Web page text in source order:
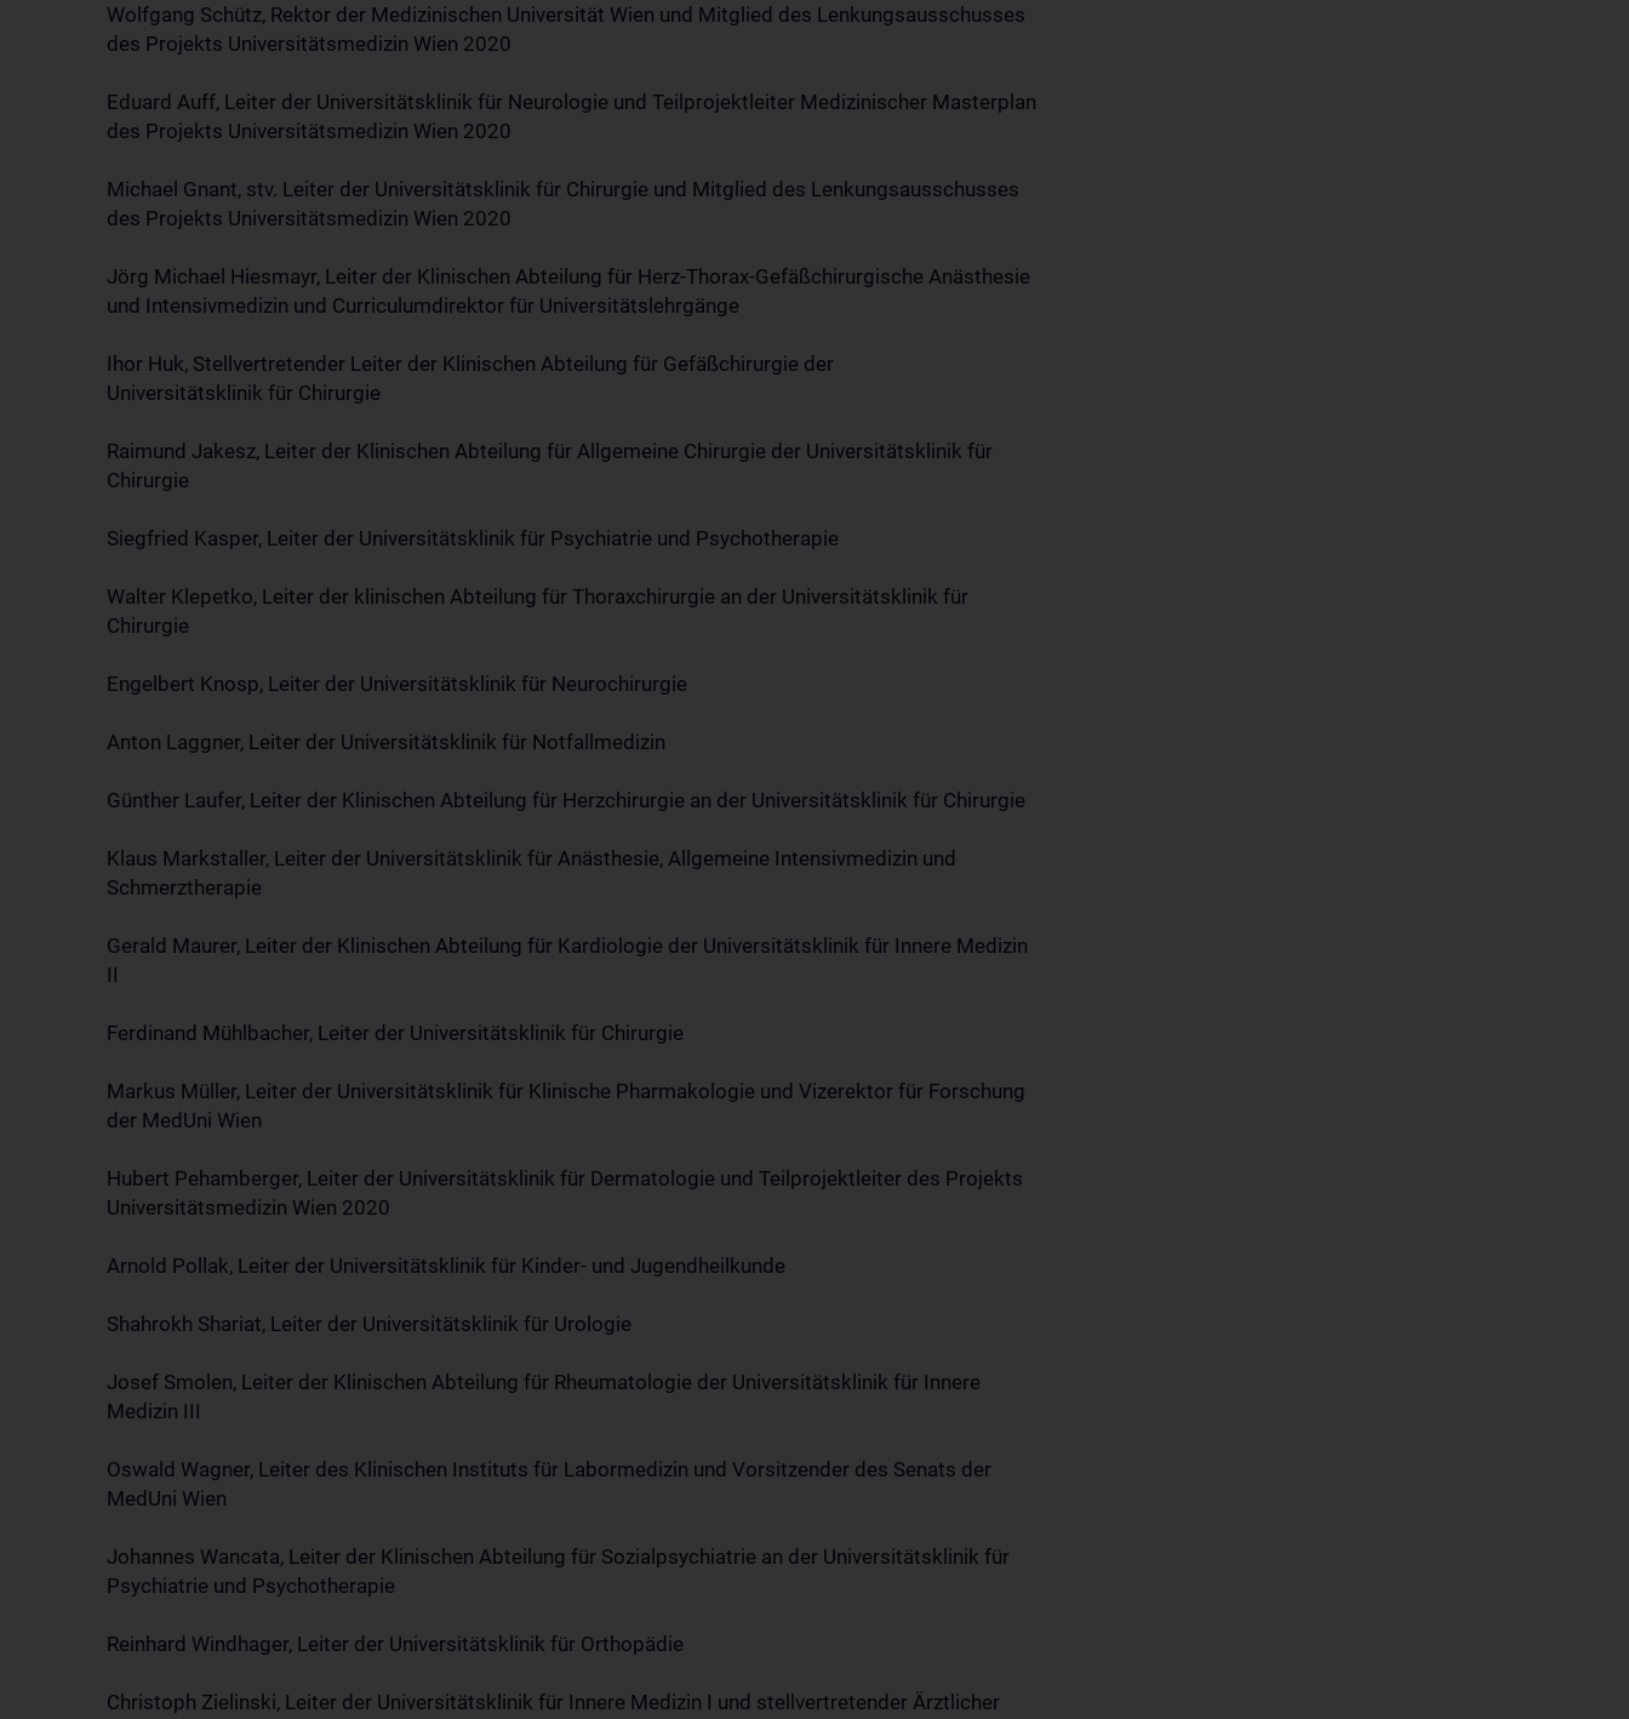
Wolfgang Schütz, Rektor der Medizinischen Universität Wien und Mitglied des Lenkungsausschusses
des Projekts Universitätsmedizin Wien 2020
Eduard Auff, Leiter der Universitätsklinik für Neurologie und Teilprojektleiter Medizinischer Masterplan
des Projekts Universitätsmedizin Wien 2020
Michael Gnant, stv. Leiter der Universitätsklinik für Chirurgie und Mitglied des Lenkungsausschusses
des Projekts Universitätsmedizin Wien 2020
Jörg Michael Hiesmayr, Leiter der Klinischen Abteilung für Herz-Thorax-Gefäßchirurgische Anästhesie
und Intensivmedizin und Curriculumdirektor für Universitätslehrgänge
Ihor Huk, Stellvertretender Leiter der Klinischen Abteilung für Gefäßchirurgie der
Universitätsklinik für Chirurgie
Raimund Jakesz, Leiter der Klinischen Abteilung für Allgemeine Chirurgie der Universitätsklinik für
Chirurgie
Siegfried Kasper, Leiter der Universitätsklinik für Psychiatrie und Psychotherapie
Walter Klepetko, Leiter der klinischen Abteilung für Thoraxchirurgie an der Universitätsklinik für
Chirurgie
Engelbert Knosp, Leiter der Universitätsklinik für Neurochirurgie
Anton Laggner, Leiter der Universitätsklinik für Notfallmedizin
Günther Laufer, Leiter der Klinischen Abteilung für Herzchirurgie an der Universitätsklinik für Chirurgie
Klaus Markstaller, Leiter der Universitätsklinik für Anästhesie, Allgemeine Intensivmedizin und
Schmerztherapie
Gerald Maurer, Leiter der Klinischen Abteilung für Kardiologie der Universitätsklinik für Innere Medizin
II
Ferdinand Mühlbacher, Leiter der Universitätsklinik für Chirurgie
Markus Müller, Leiter der Universitätsklinik für Klinische Pharmakologie und Vizerektor für Forschung
der MedUni Wien
Hubert Pehamberger, Leiter der Universitätsklinik für Dermatologie und Teilprojektleiter des Projekts
Universitätsmedizin Wien 2020
Arnold Pollak, Leiter der Universitätsklinik für Kinder- und Jugendheilkunde
Shahrokh Shariat, Leiter der Universitätsklinik für Urologie
Josef Smolen, Leiter der Klinischen Abteilung für Rheumatologie der Universitätsklinik für Innere
Medizin III
Oswald Wagner, Leiter des Klinischen Instituts für Labormedizin und Vorsitzender des Senats der
MedUni Wien
Johannes Wancata, Leiter der Klinischen Abteilung für Sozialpsychiatrie an der Universitätsklinik für
Psychiatrie und Psychotherapie
Reinhard Windhager, Leiter der Universitätsklinik für Orthopädie
Christoph Zielinski, Leiter der Universitätsklinik für Innere Medizin I und stellvertretender Ärztlicher